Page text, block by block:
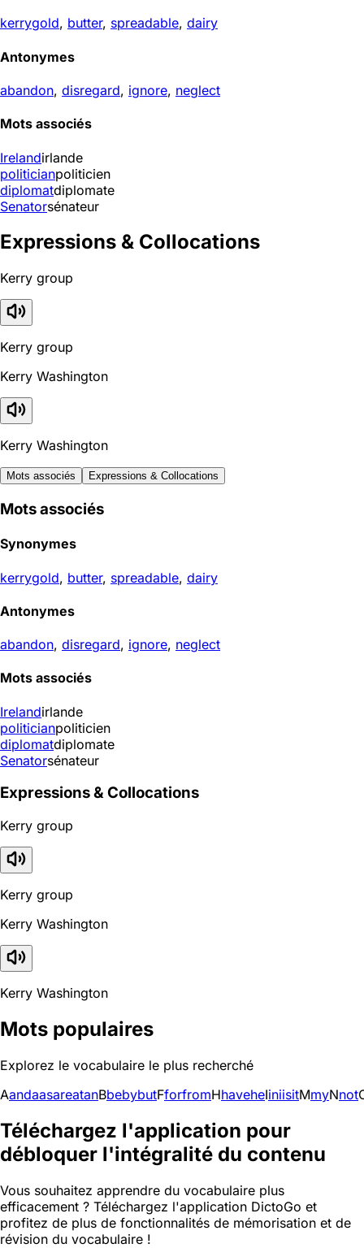
kerrygold, butter, spreadable, dairy
Antonymes
abandon, disregard, ignore, neglect
Mots associés
Irelandirlande
politicianpoliticien
diplomatdiplomate
Senatorsénateur
Expressions & Collocations
Kerry group
Kerry group
Kerry Washington
Kerry Washington
Mots associés Expressions & Collocations
Mots associés
Synonymes
kerrygold, butter, spreadable, dairy
Antonymes
abandon, disregard, ignore, neglect
Mots associés
Irelandirlande
politicianpoliticien
diplomatdiplomate
Senatorsénateur
Expressions & Collocations
Kerry group
Kerry group
Kerry Washington
Kerry Washington
Mots populaires
Explorez le vocabulaire le plus recherché
AandaasareatanBbebybutFforfromHhaveheIiniisitMmyNnot
Téléchargez l'application pour
débloquer l'intégralité du contenu
Vous souhaitez apprendre du vocabulaire plus
efficacement ? Téléchargez l'application DictoGo et
profitez de plus de fonctionnalités de mémorisation et de
révision du vocabulaire !